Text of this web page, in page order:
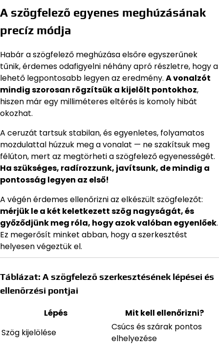
A szögfelező egyenes meghúzásának
precíz módja
Habár a szögfelező meghúzása elsőre egyszerűnek
tűnik, érdemes odafigyelni néhány apró részletre, hogy a
lehető legpontosabb legyen az eredmény. A vonalzót
mindig szorosan rögzítsük a kijelölt pontokhoz,
hiszen már egy milliméteres eltérés is komoly hibát
okozhat.
A ceruzát tartsuk stabilan, és egyenletes, folyamatos
mozdulattal húzzuk meg a vonalat — ne szakítsuk meg
félúton, mert az megtörheti a szögfelező egyenességét.
Ha szükséges, radírozzunk, javítsunk, de mindig a
pontosság legyen az első!
A végén érdemes ellenőrizni az elkészült szögfelezőt:
mérjük le a két keletkezett szög nagyságát, és
győződjünk meg róla, hogy azok valóban egyenlőek.
Ez megerősít minket abban, hogy a szerkesztést
helyesen végeztük el.
Táblázat: A szögfelező szerkesztésének lépései és
ellenőrzési pontjai
Lépés
Mit kell ellenőrizni?
Szög kijelölése
Csúcs és szárak pontos
elhelyezése